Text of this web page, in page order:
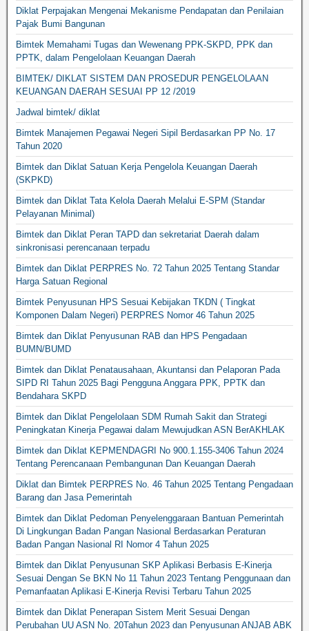
Diklat Perpajakan Mengenai Mekanisme Pendapatan dan Penilaian
Pajak Bumi Bangunan
Bimtek Memahami Tugas dan Wewenang PPK-SKPD, PPK dan
PPTK, dalam Pengelolaan Keuangan Daerah
BIMTEK/ DIKLAT SISTEM DAN PROSEDUR PENGELOLAAN
KEUANGAN DAERAH SESUAI PP 12 /2019
Jadwal bimtek/ diklat
Bimtek Manajemen Pegawai Negeri Sipil Berdasarkan PP No. 17
Tahun 2020
Bimtek dan Diklat Satuan Kerja Pengelola Keuangan Daerah
(SKPKD)
Bimtek dan Diklat Tata Kelola Daerah Melalui E-SPM (Standar
Pelayanan Minimal)
Bimtek dan Diklat Peran TAPD dan sekretariat Daerah dalam
sinkronisasi perencanaan terpadu
Bimtek dan Diklat PERPRES No. 72 Tahun 2025 Tentang Standar
Harga Satuan Regional
Bimtek Penyusunan HPS Sesuai Kebijakan TKDN ( Tingkat
Komponen Dalam Negeri) PERPRES Nomor 46 Tahun 2025
Bimtek dan Diklat Penyusunan RAB dan HPS Pengadaan
BUMN/BUMD
Bimtek dan Diklat Penatausahaan, Akuntansi dan Pelaporan Pada
SIPD RI Tahun 2025 Bagi Pengguna Anggara PPK, PPTK dan
Bendahara SKPD
Bimtek dan Diklat Pengelolaan SDM Rumah Sakit dan Strategi
Peningkatan Kinerja Pegawai dalam Mewujudkan ASN BerAKHLAK
Bimtek dan Diklat KEPMENDAGRI No 900.1.155-3406 Tahun 2024
Tentang Perencanaan Pembangunan Dan Keuangan Daerah
Diklat dan Bimtek PERPRES No. 46 Tahun 2025 Tentang Pengadaan
Barang dan Jasa Pemerintah
Bimtek dan Diklat Pedoman Penyelenggaraan Bantuan Pemerintah
Di Lingkungan Badan Pangan Nasional Berdasarkan Peraturan
Badan Pangan Nasional RI Nomor 4 Tahun 2025
Bimtek dan Diklat Penyusunan SKP Aplikasi Berbasis E-Kinerja
Sesuai Dengan Se BKN No 11 Tahun 2023 Tentang Penggunaan dan
Pemanfaatan Aplikasi E-Kinerja Revisi Terbaru Tahun 2025
Bimtek dan Diklat Penerapan Sistem Merit Sesuai Dengan
Perubahan UU ASN No. 20Tahun 2023 dan Penyusunan ANJAB ABK